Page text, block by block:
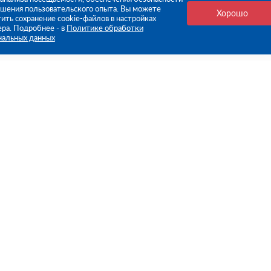
пользовательского опыта. Вы можете
сохранение cookie-файлов в настройках
Подробнее - в Политике обработки
данных
Хорошо